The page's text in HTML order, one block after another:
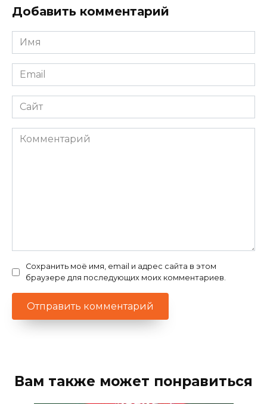
Добавить комментарий
Имя
*
Email
*
Сайт
Комментарий
Сохранить моё имя, email и адрес сайта в этом
браузере для последующих моих комментариев.
Вам также может понравиться